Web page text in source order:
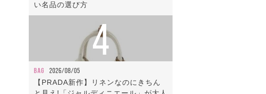
い名品の選び方
4
BAG 2026/08/05
【PRADA新作】リネンなのにきちん